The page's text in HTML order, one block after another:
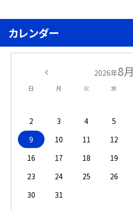
カレンダー
2026年8月
日 月 火 水
2
3 4 5
9
10 11 12
16
17 18 19
23
24 25 26
30
31